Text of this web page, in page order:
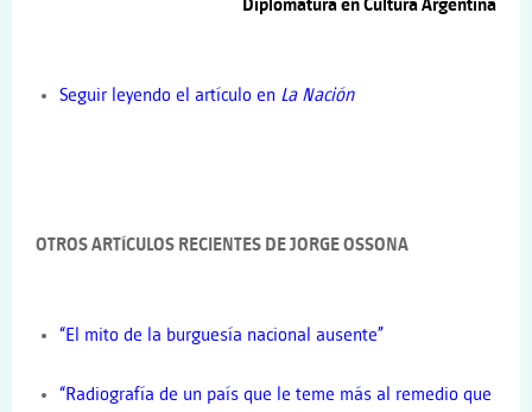
Diplomatura en Cultura Argentina
Seguir leyendo el artículo en La Nación
OTROS ARTÍCULOS RECIENTES DE JORGE OSSONA
“El mito de la burguesía nacional ausente”
“Radiografía de un país que le teme más al remedio que